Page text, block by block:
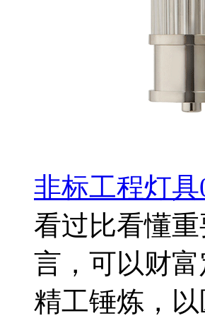
非标工程灯具
看过比看懂
言，可以财
精工锤炼，